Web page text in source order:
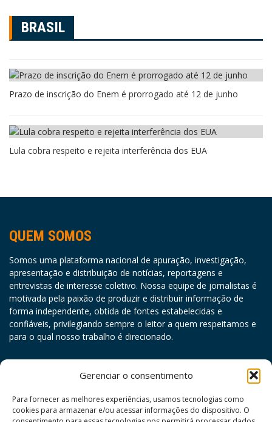
Gerenciar o consentimento
Para fornecer as melhores experiências, usamos tecnologias como
cookies para armazenar e/ou acessar informações do dispositivo. O
BRASIL
Prazo de inscrição do Enem é prorrogado até 12 de junho
Lula cobra respeito e rejeita interferência dos EUA
QUEM SOMOS
Somos uma plataforma nacional de apuração, investigação,
apresentação e distribuição de notícias, reportagens e
entrevistas de interesse coletivo. Nossa equipe de jornalistas é
motivada pela paixão de produzir e distribuir informação de
forma independente, obtida de fontes estabelecidas e
confiáveis, privilegiando sempre o leitor a quem respeitamos e
para o qual nosso trabalho é direcionado.
D
S T Q Q S
S
1